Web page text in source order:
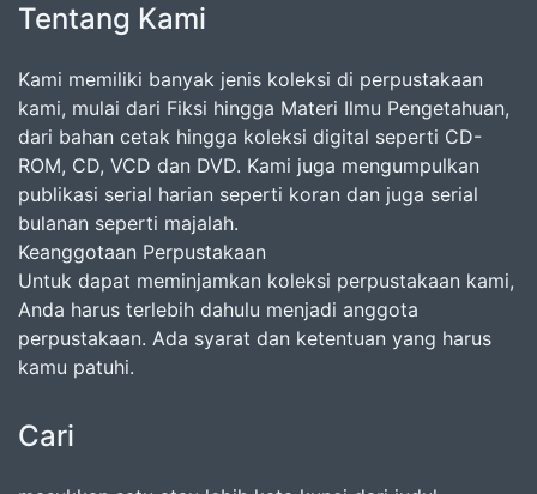
Tentang Kami
Kami memiliki banyak jenis koleksi di perpustakaan
kami, mulai dari Fiksi hingga Materi Ilmu Pengetahuan,
dari bahan cetak hingga koleksi digital seperti CD-
ROM, CD, VCD dan DVD. Kami juga mengumpulkan
publikasi serial harian seperti koran dan juga serial
bulanan seperti majalah.
Keanggotaan Perpustakaan
Untuk dapat meminjamkan koleksi perpustakaan kami,
Anda harus terlebih dahulu menjadi anggota
perpustakaan. Ada syarat dan ketentuan yang harus
kamu patuhi.
Cari